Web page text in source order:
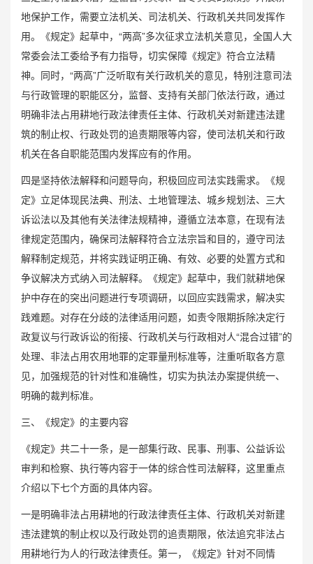
地保护工作，需要立法机关、司法机关、行政机关共同发挥作
用。《规定》起草中，“两高”多次征求立法机关意见，全国人大
常委会法工委给予有力指导，切实保障《规定》符合立法精
神。同时，“两高”广泛听取有关行政机关的意见，特别注意司法
与行政管理的职能区分，监督、支持有关部门依法行政，通过
明确非法占用耕地行政法律责任主体、行政机关对新建违法建
筑的制止权、行政处罚的追责期限等内容，使司法机关和行政
机关在各自职能范围内发挥应有的作用。
四是坚持依法解释和问题导向，积极回应司法实践需求。《规
定》立足体现民法典、刑法、土地管理法、城乡规划法、三大
诉讼法以及其他有关法律法规精神，遵循立法本意，在现有法
律规定范围内，确保司法解释符合立法宗旨和目的，遵守司法
解释制定规范，并将实践证明正确、有效、必要的处置方式和
争议解决方式纳入司法解释。《规定》起草中，我们就耕地保
护中存在的突出问题进行专项调研，以回应实践需求，解决实
践难题。对存在分歧的法律适用问题，如责令限期拆除决定行
政复议与行政诉讼的衔接、行政机关与行政相对人“混合过错”的
处理、非法占用农用地罪的定罪量刑标准等，注重听取各方意
见，加强规范的针对性和准确性，切实为执法办案提供统一、
明确的裁判标准。
三、《规定》的主要内容
《规定》共二十一条，是一部集行政、民事、刑事、公益诉讼
审判和检察、执行等内容于一体的综合性司法解释，这里重点
介绍以下七个方面的具体内容。
一是明确非法占用耕地的行政法律责任主体、行政机关对新建
违法建筑的制止权以及行政处罚的追责期限，依法追究非法占
用耕地行为人的行政法律责任。第一，《规定》针对不同情